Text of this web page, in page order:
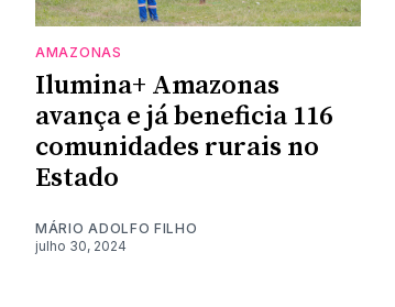
AMAZONAS
Ilumina+ Amazonas
avança e já beneficia 116
comunidades rurais no
Estado
MÁRIO ADOLFO FILHO
julho 30, 2024